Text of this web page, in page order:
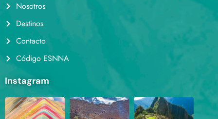
Nosotros
Destinos
Contacto
Código ESNNA
Instagram